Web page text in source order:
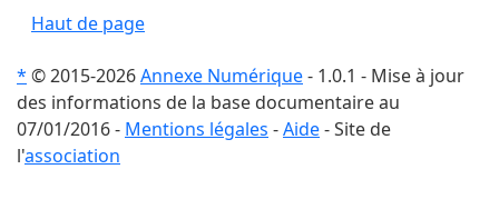
Haut de page
* © 2015-2026Annexe Numérique- 1.0.1 - Mise à jour
des informations de la base documentaire au
07/01/2016 - Mentions légales -Aide- Site de
l'association